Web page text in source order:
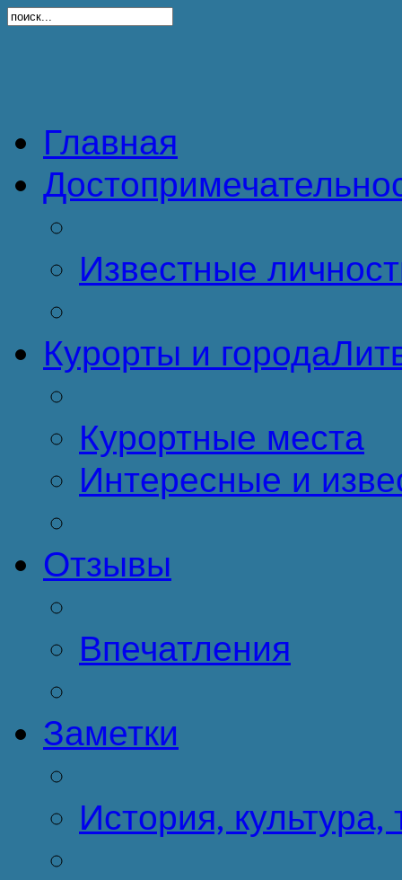
Главная
Известные
Курорты и города
Курортные места
Интересные и
Отзывы
Впечатления
Заметки
История, культура,